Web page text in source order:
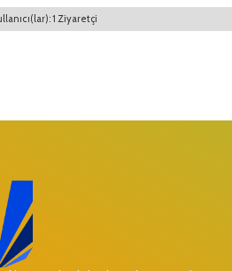
1 Ziyaretçi